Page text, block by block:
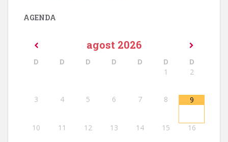
AGENDA
agost 2026
D D D D D D
D
1
2
3 4 5 6 7 8 9
10 11 12 13 14 15 16